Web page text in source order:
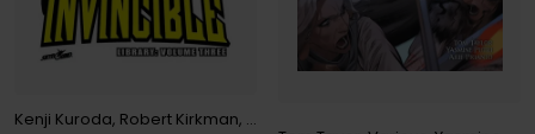
Kenji Kuroda, Robert Kirkman, Various